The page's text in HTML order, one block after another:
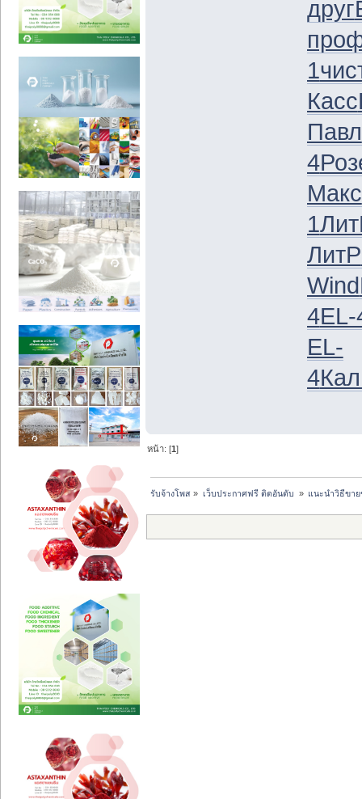
друг
1
Касс
Павл
4
Макс
1
ЛитР
Wind
4EL-
EL-
4
หน้า: [1]
รับจ้างโพส » เว็บประกาศฟรี ติดอันดับ » แนะนำวิธีขาย